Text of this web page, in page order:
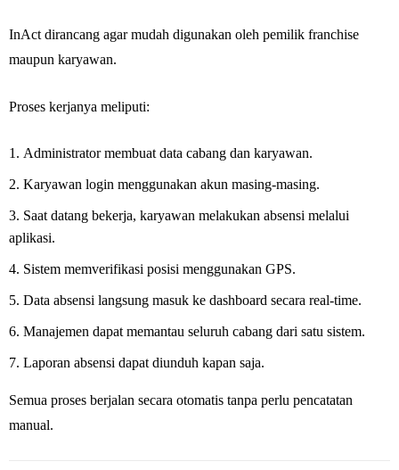
InAct dirancang agar mudah digunakan oleh pemilik franchise
maupun karyawan.
Proses kerjanya meliputi:
Administrator membuat data cabang dan karyawan.
Karyawan login menggunakan akun masing-masing.
Saat datang bekerja, karyawan melakukan absensi melalui
aplikasi.
Sistem memverifikasi posisi menggunakan GPS.
Data absensi langsung masuk ke dashboard secara real-time.
Manajemen dapat memantau seluruh cabang dari satu sistem.
Laporan absensi dapat diunduh kapan saja.
Semua proses berjalan secara otomatis tanpa perlu pencatatan
manual.